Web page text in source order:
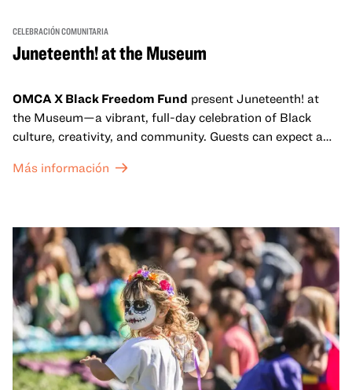
CELEBRACIÓN COMUNITARIA
Juneteenth! at the Museum
OMCA X Black Freedom Fund present Juneteenth! at
the Museum—a vibrant, full-day celebration of Black
culture, creativity, and community. Guests can expect a
sets from boundary-pushing artists, delicious offerings
move, make, and connect in celebration of Black culture.
Más información